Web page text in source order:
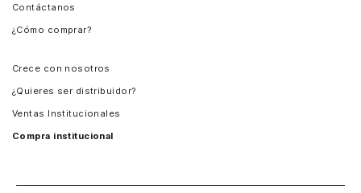
Contáctanos
¿Cómo comprar?
Crece con nosotros
¿Quieres ser distribuidor?
Ventas Institucionales
Compra institucional